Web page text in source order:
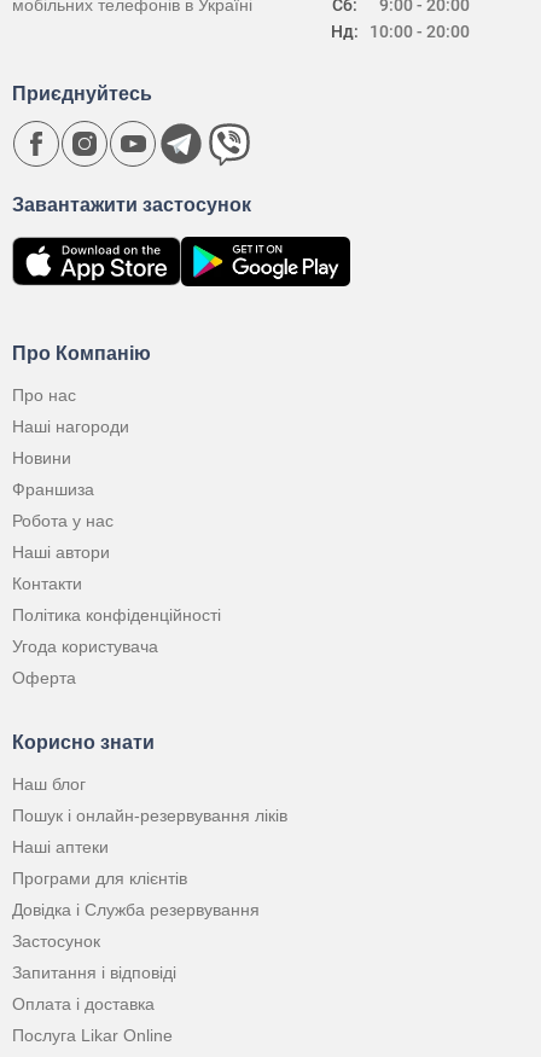
Сб:
Нд:
9:00 - 20:00
10:00 - 20:00
мобільних телефонів в Україні
Про Компанію
Про нас
Наші нагороди
Новини
Франшиза
Робота у нас
Наші автори
Контакти
Політика конфіденційності
Угода користувача
Оферта
Корисно знати
Наш блог
Пошук і онлайн-резервування ліків
Наші аптеки
Програми для клієнтів
Довідка і Служба резервування
Застосунок
Запитання і відповіді
Оплата і доставка
Послуга Likar Online
Завантажити застосунок
Приєднуйтесь